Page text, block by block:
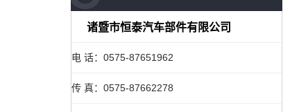
诸暨市恒泰汽车部件有限公司
电 话：0575-87651962
传 真：0575-87662278